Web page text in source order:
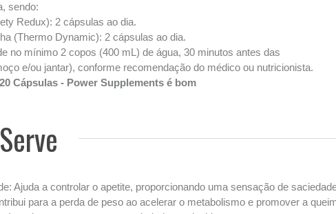
sendo:
Redux): 2 cápsulas ao dia.
(Thermo Dynamic): 2 cápsulas ao dia.
no mínimo 2 copos (400 mL) de água, 30 minutos antes das
e/ou jantar), conforme recomendação do médico ou nutricionista.
Cápsulas - Power Supplements é bom
Ajuda a controlar o apetite, proporcionando uma sensação de
para a perda de peso ao acelerar o metabolismo e promover a